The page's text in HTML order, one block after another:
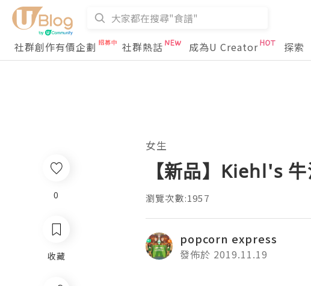
社群創作有價企劃
社群熱話 成為U Creator 探索
0
收藏
女生
【新品】Kiehl's
瀏覽次數:1957
popcorn express
發佈於 2019.11.19